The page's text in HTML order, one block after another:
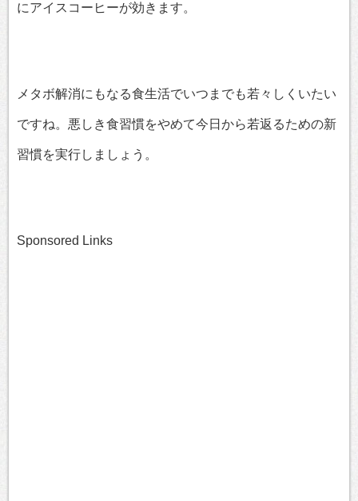
にアイスコーヒーが効きます。
メタボ解消にもなる食生活でいつまでも若々しくいたい
ですね。悪しき食習慣をやめて今日から若返るための新
習慣を実行しましょう。
Sponsored Links